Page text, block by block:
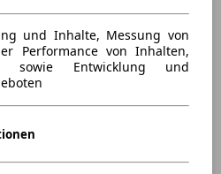
und Inhalte, Messung von
Performance von Inhalten,
sowie Entwicklung und